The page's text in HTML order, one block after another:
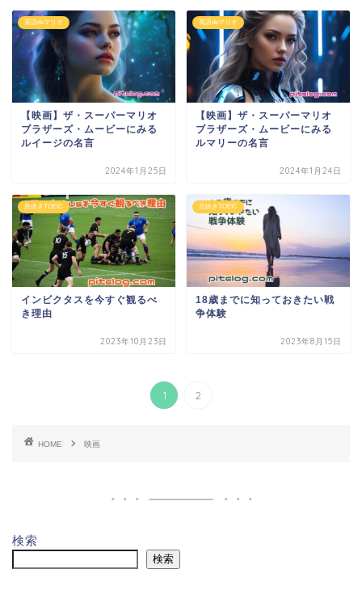
英語deマリオ
【映画】ザ・スーパーマリオ
ブラザーズ・ムービーにみる
ルイージの名言
2024年1月25日
英語deマリオ
【映画】ザ・スーパーマリオ
ブラザーズ・ムービーにみる
ルマリーの名言
2024年1月24日
息抜きTOEIC
インビクタスを今すぐ観るべ
き理由
2023年10月23日
息抜きTOEIC
18歳までに知っておきたい戦
争体験
2023年8月15日
1 2
HOME 映画
検索
検索